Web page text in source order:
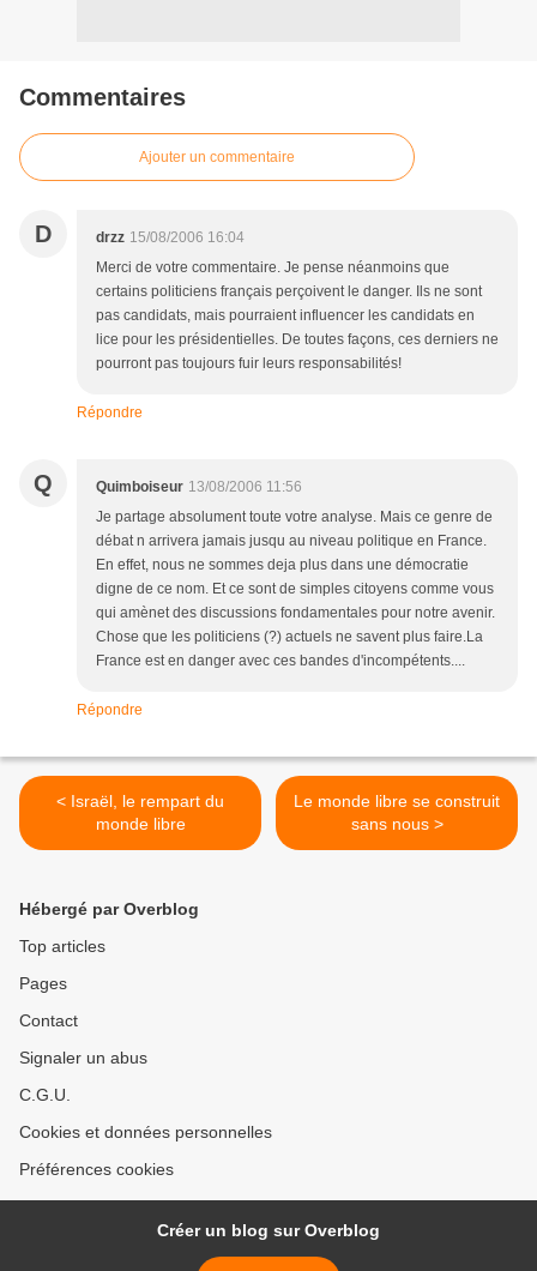
Commentaires
Ajouter un commentaire
D drzz 15/08/2006 16:04
Merci de votre commentaire. Je pense néanmoins que
certains politiciens français perçoivent le danger. Ils ne sont
pas candidats, mais pourraient influencer les candidats en
lice pour les présidentielles. De toutes façons, ces derniers ne
pourront pas toujours fuir leurs responsabilités!
Répondre
Q Quimboiseur 13/08/2006 11:56
Je partage absolument toute votre analyse. Mais ce genre de
débat n arrivera jamais jusqu au niveau politique en France.
En effet, nous ne sommes deja plus dans une démocratie
digne de ce nom. Et ce sont de simples citoyens comme vous
qui amènet des discussions fondamentales pour notre avenir.
Chose que les politiciens (?) actuels ne savent plus faire.La
France est en danger avec ces bandes d'incompétents....
Répondre
< Israël, le rempart du
monde libre
Le monde libre se construit
sans nous >
Hébergé par Overblog
Top articles
Pages
Contact
Signaler un abus
C.G.U.
Cookies et données personnelles
Préférences cookies
Créer un blog sur Overblog